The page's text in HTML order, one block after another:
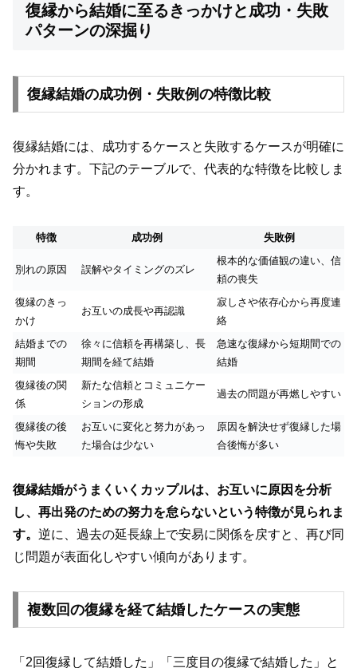
復縁から結婚に至るきっかけと成功・失敗
パターンの深掘り
復縁結婚の成功例・失敗例の特徴比較
復縁結婚には、成功するケースと失敗するケースが明確に
分かれます。下記のテーブルで、代表的な特徴を比較しま
す。
特徴 成功例 失敗例
別れの原因 誤解やタイミングのズレ
根本的な価値観の違い、信
頼の喪失
復縁のきっ
かけ
お互いの成長や再認識
寂しさや依存心から再度連
絡
結婚までの
期間
徐々に信頼を再構築し、長
期間を経て結婚
急速な復縁から短期間での
結婚
復縁後の関
係
新たな信頼とコミュニケー
ションの形成
過去の問題が再燃しやすい
復縁後の後
悔や失敗
お互いに変化と努力があっ
た場合は少ない
原因を解決せず復縁した場
合後悔が多い
復縁結婚がうまくいくカップルは、お互いに原因を分析
し、再出発のための努力を怠らないという特徴が見られま
す。 逆に、過去の延長線上で安易に関係を戻すと、再び同
じ問題が表面化しやすい傾向があります。
複数回の復縁を経て結婚したケースの実態
「2回復縁して結婚した」「三度目の復縁で結婚した」と